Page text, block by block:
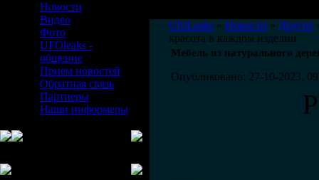
Новости
Видео
Фото
UFOleaks -
общение
Прием новостей
Обратная связь
Партнеры
Наши информеры
UfoLeaks » Новости » Другое
красота в каждом изделии
Мебель из натурального
Опубликовано: 27-10-2023,